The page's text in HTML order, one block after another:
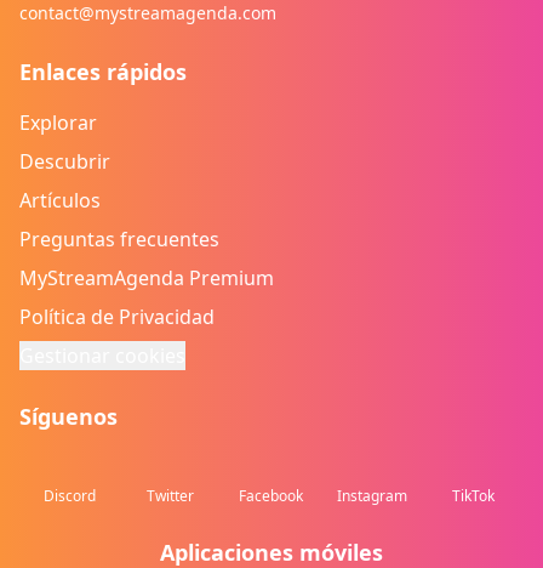
contact@mystreamagenda.com
Enlaces rápidos
Explorar
Descubrir
Artículos
Preguntas frecuentes
MyStreamAgenda Premium
Política de Privacidad
Síguenos
Discord Twitter Facebook Instagram TikTok
Aplicaciones móviles